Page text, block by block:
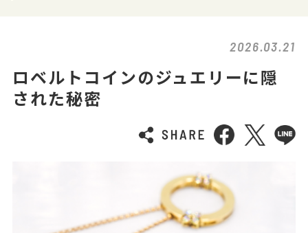
2026.03.21
ロベルトコインのジュエリーに隠
された秘密